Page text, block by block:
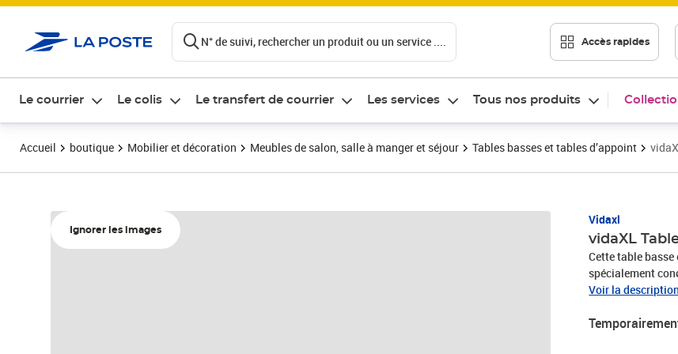
N° de suivi, rechercher un produit ou un service .... Accès rapides
Le courrier Le colis Le transfert de courrier Les services Tous nos produits
Accueil boutique Mobilier et décoration Meubles de salon, salle à manger et séjour Tables basses et tables d’appoint
Ignorer les images
Vidaxl
vidaXL
Cette table
spécialement
massif brut, ce
canapé
Voir la description